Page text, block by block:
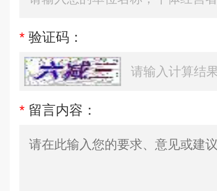
* 验证码：
* 留言内容：